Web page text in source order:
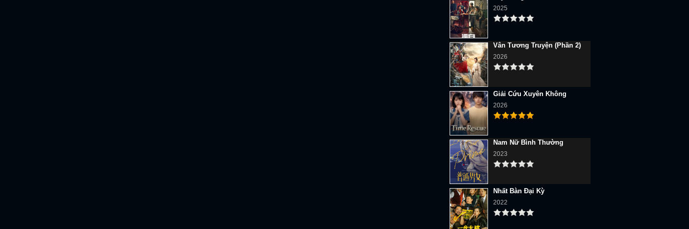
2025
Vân Tương Truyện (Phần 2)
2026
Giải Cứu Xuyên Không
2026
Nam Nữ Bình Thường
2023
Nhất Bàn Đại Kỳ
2022